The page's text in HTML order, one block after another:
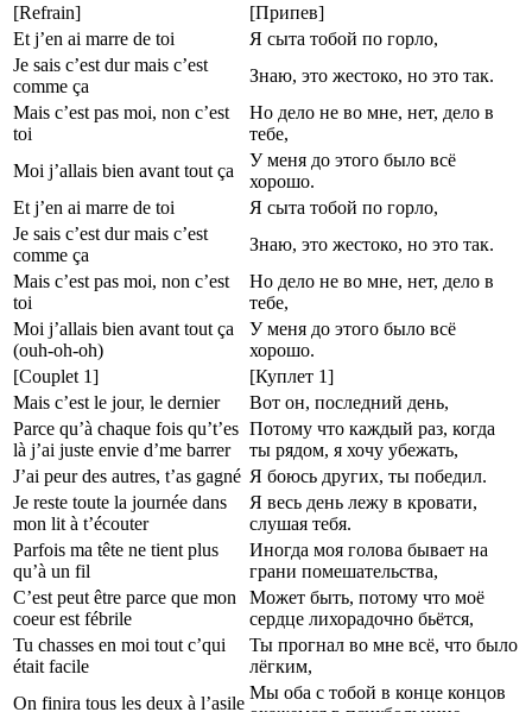
[Refrain]
[Припев]
Et j’en ai marre de toi
Я сыта тобой по горло,
Je sais c’est dur mais c’est
comme ça
Знаю, это жестоко, но это так.
Mais c’est pas moi, non c’est
toi
Но дело не во мне, нет, дело в
тебе,
Moi j’allais bien avant tout ça
У меня до этого было всё
хорошо.
Et j’en ai marre de toi
Я сыта тобой по горло,
Je sais c’est dur mais c’est
comme ça
Знаю, это жестоко, но это так.
Mais c’est pas moi, non c’est
toi
Но дело не во мне, нет, дело в
тебе,
Moi j’allais bien avant tout ça
(ouh-oh-oh)
У меня до этого было всё
хорошо.
[Couplet 1]
[Куплет 1]
Mais c’est le jour, le dernier
Вот он, последний день,
Parce qu’à chaque fois qu’t’es
là j’ai juste envie d’me barrer
Потому что каждый раз, когда
ты рядом, я хочу убежать,
J’ai peur des autres, t’as gagné Я боюсь других, ты победил.
Je reste toute la journée dans
mon lit à t’écouter
Я весь день лежу в кровати,
слушая тебя.
Parfois ma tête ne tient plus
qu’à un fil
Иногда моя голова бывает на
грани помешательства,
C’est peut être parce que mon
coeur est fébrile
Может быть, потому что моё
сердце лихорадочно бьётся,
Tu chasses en moi tout c’qui
était facile
Ты прогнал во мне всё, что было
лёгким,
On finira tous les deux à l’asile
Мы оба с тобой в конце концов